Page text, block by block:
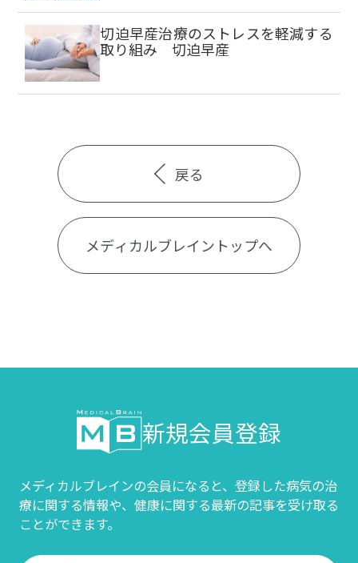
切迫早産治療のストレスを軽減する
取り組み 切迫早産
戻る
メディカルブレイントップへ
新規会員登録
メディカルブレインの会員になると、登録した病気の治
療に関する情報や、 健康に関する最新の記事を受け取る
ことができます。